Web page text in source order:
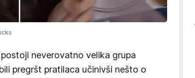
neverovatno velika grupa
pregršt pratilaca učinivši nešto o